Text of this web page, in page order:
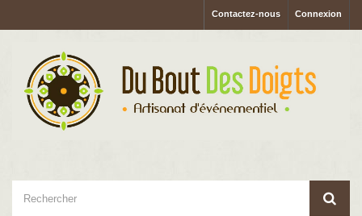
Connexion
Contactez-nous